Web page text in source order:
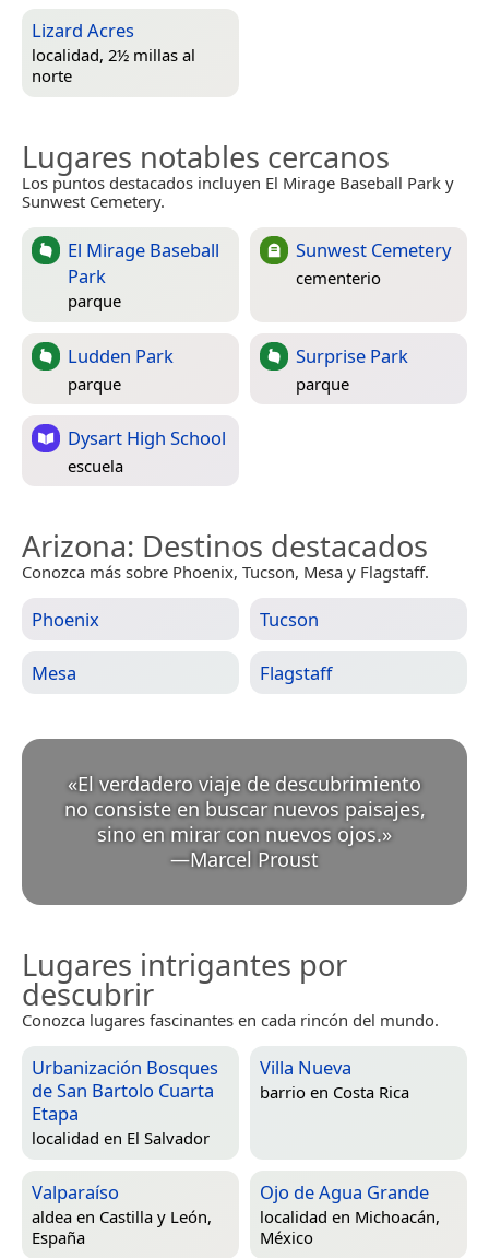
Lizard Acres
localidad, 2½ millas al
norte
Lugares notables cercanos
Los puntos destacados incluyen El Mirage Baseball Park y
Sunwest Cemetery.
El Mirage Baseball
Park
parque
Sunwest Cemetery
cementerio
Ludden Park
parque
Surprise Park
parque
Dysart High School
escuela
Arizona: Destinos destacados
Conozca más sobre Phoenix, Tucson, Mesa y Flagstaff.
Phoenix Tucson
Mesa Flagstaff
«El verdadero viaje de descubrimiento
no consiste en buscar nuevos paisajes,
sino en mirar con nuevos ojos.
—Marcel Proust
Lugares intrigantes por
descubrir
Conozca lugares fascinantes en cada rincón del mundo.
Urbanización Bosques
de San Bartolo Cuarta
Etapa
localidad en El Salvador
Villa Nueva
barrio en Costa Rica
Valparaíso
aldea en Castilla y León,
España
Ojo de Agua Grande
localidad en Michoacán,
México